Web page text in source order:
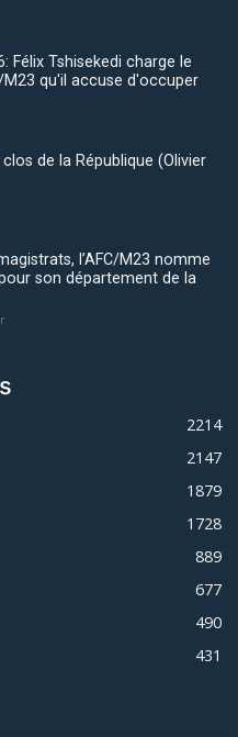
Félix Tshisekedi charge le
M23 qu'il accuse d'occuper
de la République (Olivier
l’AFC/M23 nomme
son département de la
2214
2147
1879
1728
889
677
490
431